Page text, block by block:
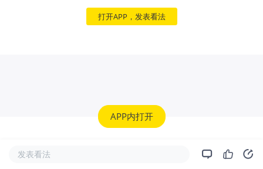
打开APP，发表看法
APP内打开
发表看法